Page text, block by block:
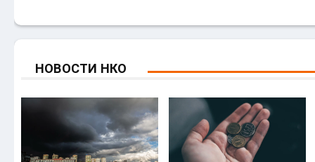
НОВОСТИ НКО